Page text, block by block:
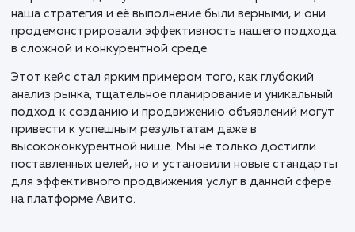
каждое объявление уникальным и привлекательным.
К концу месяца продвижения наша кампания
объявлений превысило 1000, с разными
характеристиками и марками. Это привело к
более 500 контактов клиентов. Из них более 50%
закрылись в сделку. Эти показатели говорят о том,
наша стратегия и её выполнение были верными, и
продемонстрировали эффективность нашего
в сложной и конкурентной среде.